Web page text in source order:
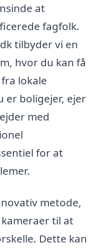
at
fagfolk.
tilbyder vi en
hvor du kan få
lokale
er boligejer, ejer
med
for at
metode,
til at
Dette kan